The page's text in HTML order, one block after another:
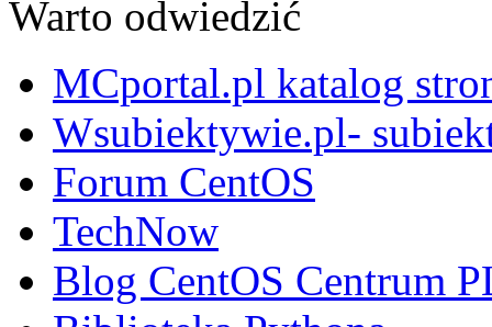
Warto odwiedzić
MCportal.pl katalog
Wsubiektywie.pl-
Forum CentOS
TechNow
Blog CentOS Centrum